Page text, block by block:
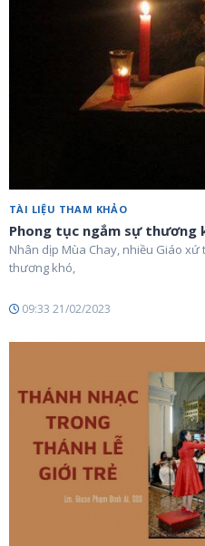
TÀI LIỆU THAM KHẢO
Phong tục ngắm sự thương
Nhân dịp Mùa Chay, nhiều Giáo xứ
thương khó,
09:33 21/02/2023